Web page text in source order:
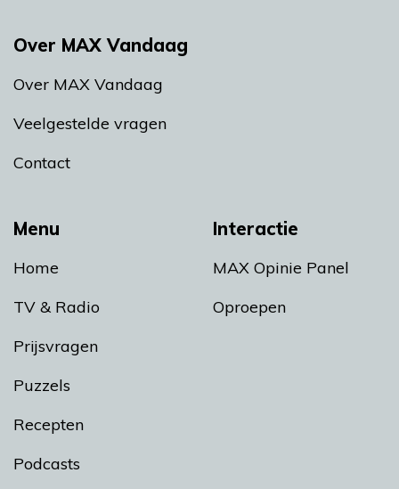
Menu
Home
TV & Radio
Prijsvragen
Puzzels
Recepten
Podcasts
Interactie
MAX Opinie Panel
Oproepen
Over MAX Vandaag
Over MAX Vandaag
Veelgestelde vragen
Contact